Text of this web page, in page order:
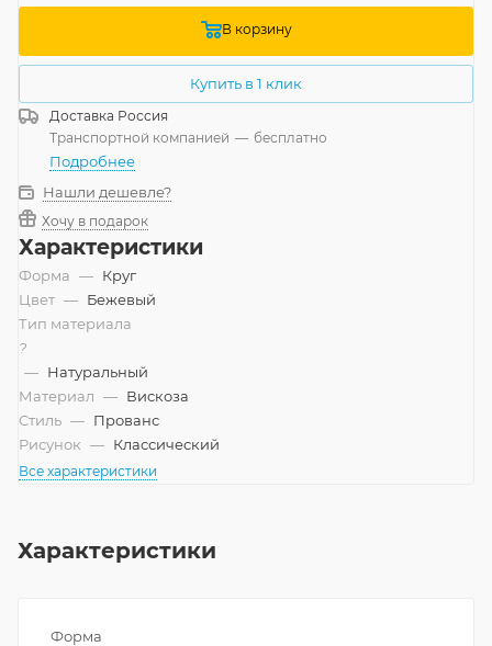
В корзину
Купить в 1 клик
Доставка Россия
Транспортной компанией — бесплатно
Подробнее
Нашли дешевле?
Хочу в подарок
Характеристики
Форма — Круг
Цвет — Бежевый
Тип материала
?
— Натуральный
Материал — Вискоза
Стиль — Прованс
Рисунок — Классический
Все характеристики
Характеристики
Форма